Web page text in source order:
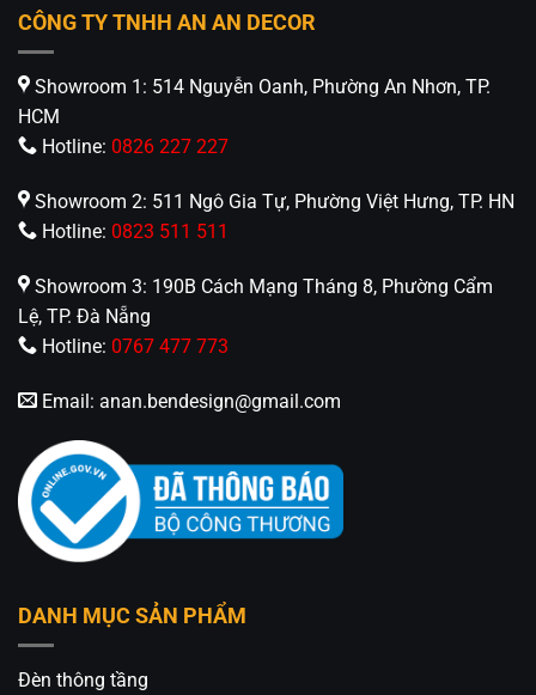
4.374.000₫.
CÔNG TY TNHH AN AN DECOR
Showroom 1: 514 Nguyễn Oanh, Phường An Nhơn, TP.
HCM
Hotline: 0826 227 227
Showroom 2: 511 Ngô Gia Tự, Phường Việt Hưng, TP. HN
Hotline: 0823 511 511
Showroom 3: 190B Cách Mạng Tháng 8, Phường Cẩm
Lệ, TP. Đà Nẵng
Hotline: 0767 477 773
Email: anan.bendesign@gmail.com
DANH MỤC SẢN PHẨM
Đèn thông tầng